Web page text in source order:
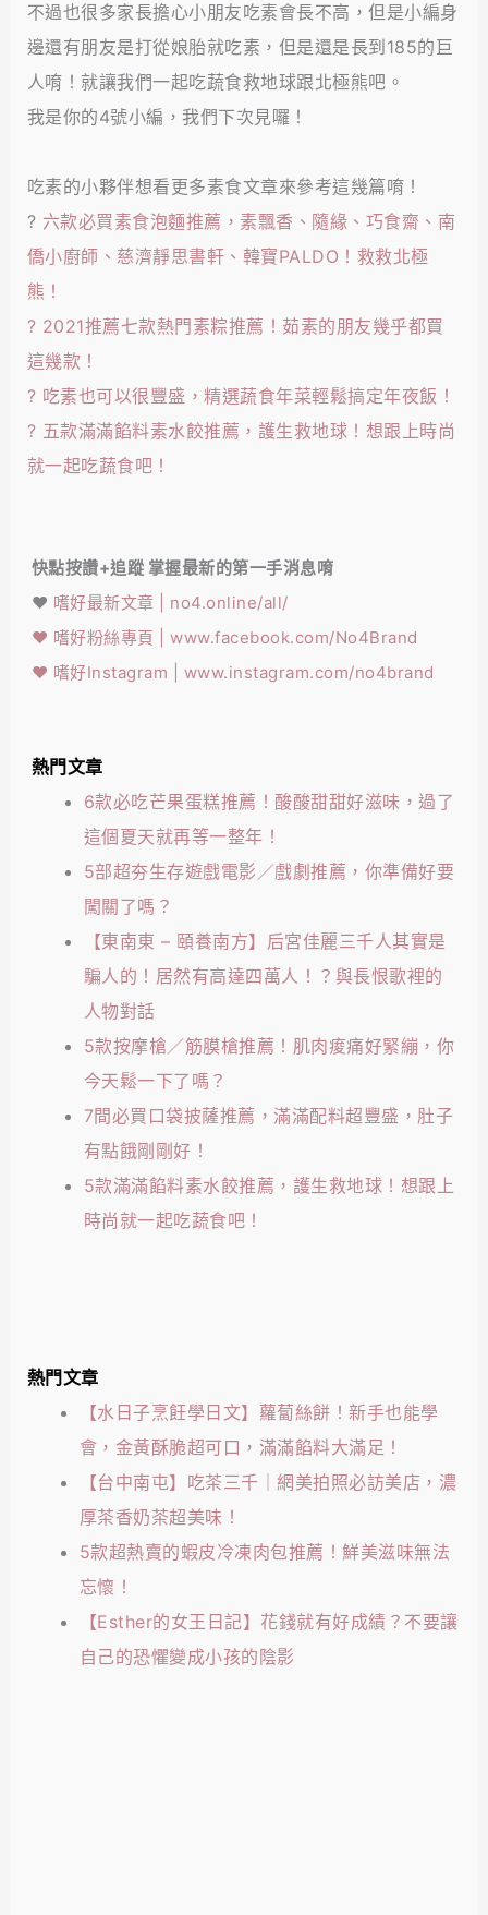
不過也很多家長擔心小朋友吃素會長不高，但是小編身
邊還有朋友是打從娘胎就吃素，但是還是長到185的巨
人唷！就讓我們一起吃蔬食救地球跟北極熊吧。
我是你的4號小編，我們下次見囉！
吃素的小夥伴想看更多素食文章來參考這幾篇唷！
? 六款必買素食泡麵推薦，素飄香、隨緣、巧食齋、南
僑小廚師、慈濟靜思書軒、韓寶PALDO！救救北極
熊！
? 2021推薦七款熱門素粽推薦！茹素的朋友幾乎都買
這幾款！
? 吃素也可以很豐盛，精選蔬食年菜輕鬆搞定年夜飯！
? 五款滿滿餡料素水餃推薦，護生救地球！想跟上時尚
就一起吃蔬食吧！
快點按讚+追蹤 掌握最新的第一手消息唷
❤️ 嗜好最新文章 | no4.online/all/
❤️ 嗜好粉絲專頁 | www.facebook.com/No4Brand
❤️ 嗜好Instagram | www.instagram.com/no4brand
熱門文章
6款必吃芒果蛋糕推薦！酸酸甜甜好滋味，過了
這個夏天就再等一整年！
5部超夯生存遊戲電影／戲劇推薦，你準備好要
闖關了嗎？
【東南東 – 頤養南方】后宮佳麗三千人其實是
騙人的！居然有高達四萬人！？與長恨歌裡的
人物對話
5款按摩槍／筋膜槍推薦！肌肉痠痛好緊繃，你
今天鬆一下了嗎？
7間必買口袋披薩推薦，滿滿配料超豐盛，肚子
有點餓剛剛好！
5款滿滿餡料素水餃推薦，護生救地球！想跟上
時尚就一起吃蔬食吧！
熱門文章
【水日子烹飪學日文】蘿蔔絲餅！新手也能學
會，金黃酥脆超可口，滿滿餡料大滿足！
【台中南屯】吃茶三千｜網美拍照必訪美店，濃
厚茶香奶茶超美味！
5款超熱賣的蝦皮冷凍肉包推薦！鮮美滋味無法
忘懷！
【Esther的女王日記】花錢就有好成績？不要讓
自己的恐懼變成小孩的陰影